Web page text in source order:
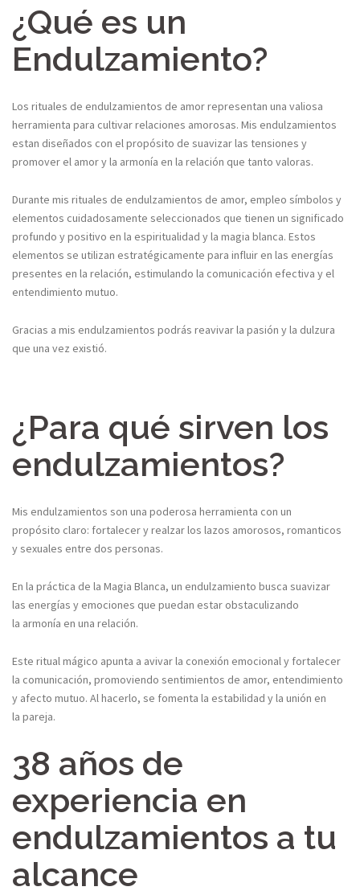
¿Qué es un
Endulzamiento?​
Los rituales de endulzamientos de amor representan una valiosa
herramienta para cultivar relaciones amorosas. Mis endulzamientos
estan diseñados con el propósito de suavizar las tensiones y
promover el amor y la armonía en la relación que tanto valoras.
Durante mis rituales de endulzamientos de amor, empleo símbolos y
elementos cuidadosamente seleccionados que tienen un significado
profundo y positivo en la espiritualidad y la magia blanca. Estos
elementos se utilizan estratégicamente para influir en las energías
presentes en la relación, estimulando la comunicación efectiva y el
entendimiento mutuo.
Gracias a mis endulzamientos podrás reavivar la pasión y la dulzura
que una vez existió.
¿Para qué sirven los
endulzamientos? ​
Mis endulzamientos son una poderosa herramienta con un
propósito claro: fortalecer y realzar los lazos amorosos, romanticos
y sexuales entre dos personas.
En la práctica de la Magia Blanca, un endulzamiento busca suavizar
las energías y emociones que puedan estar obstaculizando
la armonía en una relación.
Este ritual mágico apunta a avivar la conexión emocional y fortalecer
la comunicación, promoviendo sentimientos de amor, entendimiento
y afecto mutuo. Al hacerlo, se fomenta la estabilidad y la unión en
la pareja.
38 años de
experiencia en
endulzamientos a tu
alcance